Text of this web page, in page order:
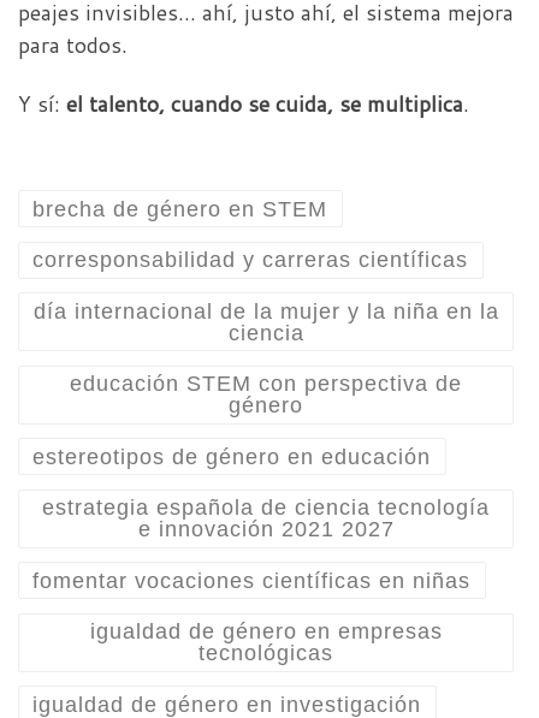
peajes invisibles… ahí, justo ahí, el sistema mejora
para todos.
Y sí: el talento, cuando se cuida, se multiplica.
brecha de género en STEM
corresponsabilidad y carreras científicas
día internacional de la mujer y la niña en la
ciencia
educación STEM con perspectiva de
género
estereotipos de género en educación
estrategia española de ciencia tecnología
e innovación 2021 2027
fomentar vocaciones científicas en niñas
igualdad de género en empresas
tecnológicas
igualdad de género en investigación